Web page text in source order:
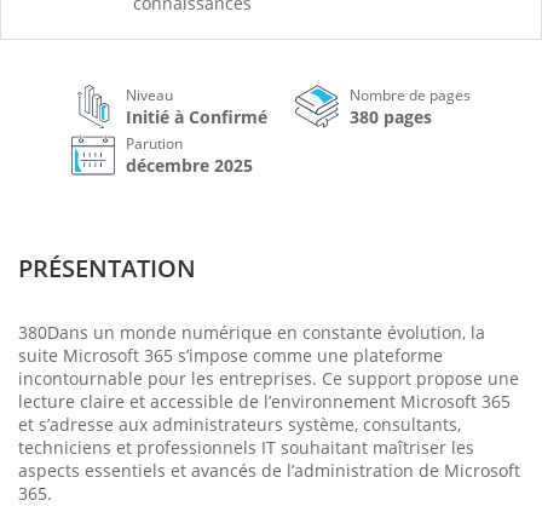
Niveau
Initié à Confirmé
Nombre de pages
380 pages
Parution
décembre 2025
PRÉSENTATION
380Dans un monde numérique en constante évolution, la
suite Microsoft 365 s’impose comme une plateforme
incontournable pour les entreprises. Ce support propose une
lecture claire et accessible de l’environnement Microsoft 365
et s’adresse aux administrateurs système, consultants,
techniciens et professionnels IT souhaitant maîtriser les
aspects essentiels et avancés de l’administration de Microsoft
365.